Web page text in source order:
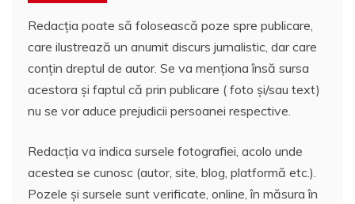
Redacția poate să folosească poze spre publicare,
care ilustrează un anumit discurs jurnalistic, dar care
conțin dreptul de autor. Se va menționa însă sursa
acestora și faptul că prin publicare ( foto și/sau text)
nu se vor aduce prejudicii persoanei respective.
Redacția va indica sursele fotografiei, acolo unde
acestea se cunosc (autor, site, blog, platformă etc.).
Pozele și sursele sunt verificate, online, în măsura în